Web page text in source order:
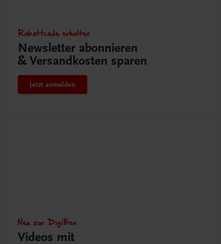
Rabattcode erhalten
Newsletter abonnieren
& Versandkosten sparen
Jetzt anmelden
Neu zur DigiBox
Videos mit